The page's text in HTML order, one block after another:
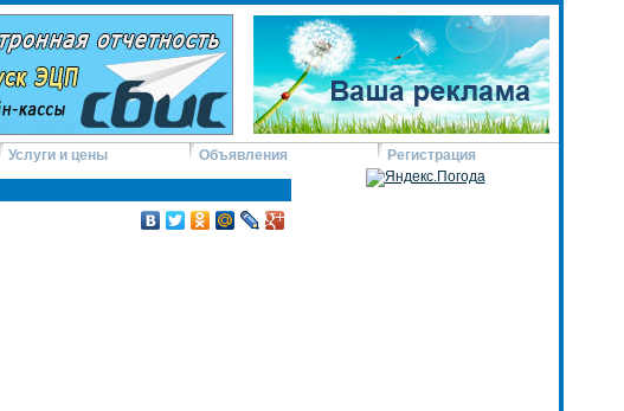
Услуги и цены Объявления
Регистрация